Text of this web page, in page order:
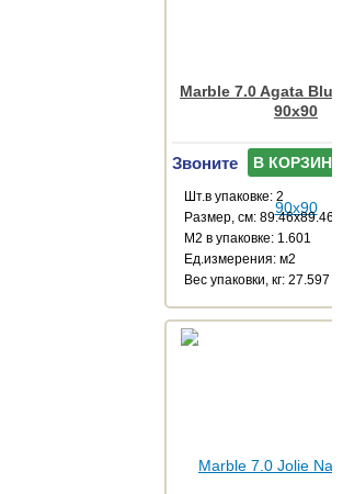
Marble 7.0 Agata
90x90
Звоните В КОРЗИНУ
Шт.в упаковке: 2
Размер, см: 89.46x89.46
М2 в упаковке: 1.601
Ед.измерения: м2
Веc упаковки, кг: 27.597